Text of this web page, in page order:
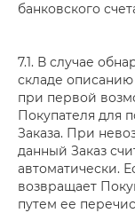
банковского
7.1. В случае
складе
при первой
Покупателя для
Заказа. При
данный Заказ
автоматически.
возвращает
путем ее